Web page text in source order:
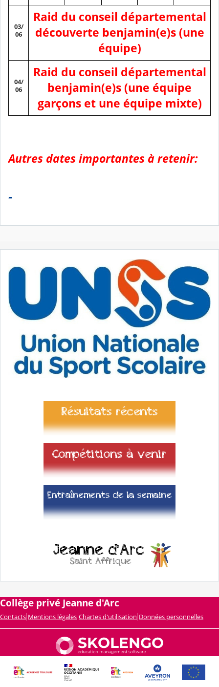
03/
06
Raid du conseil départemental
découverte benjamin(e)s (une
équipe)
04/
06
Raid du conseil départemental
benjamin(e)s (une équipe
garçons et une équipe mixte)
Autres dates importantes à retenir:
-
Collège privé Jeanne d'Arc
Contacts Mentions légales Chartes d'utilisation Données personnelles